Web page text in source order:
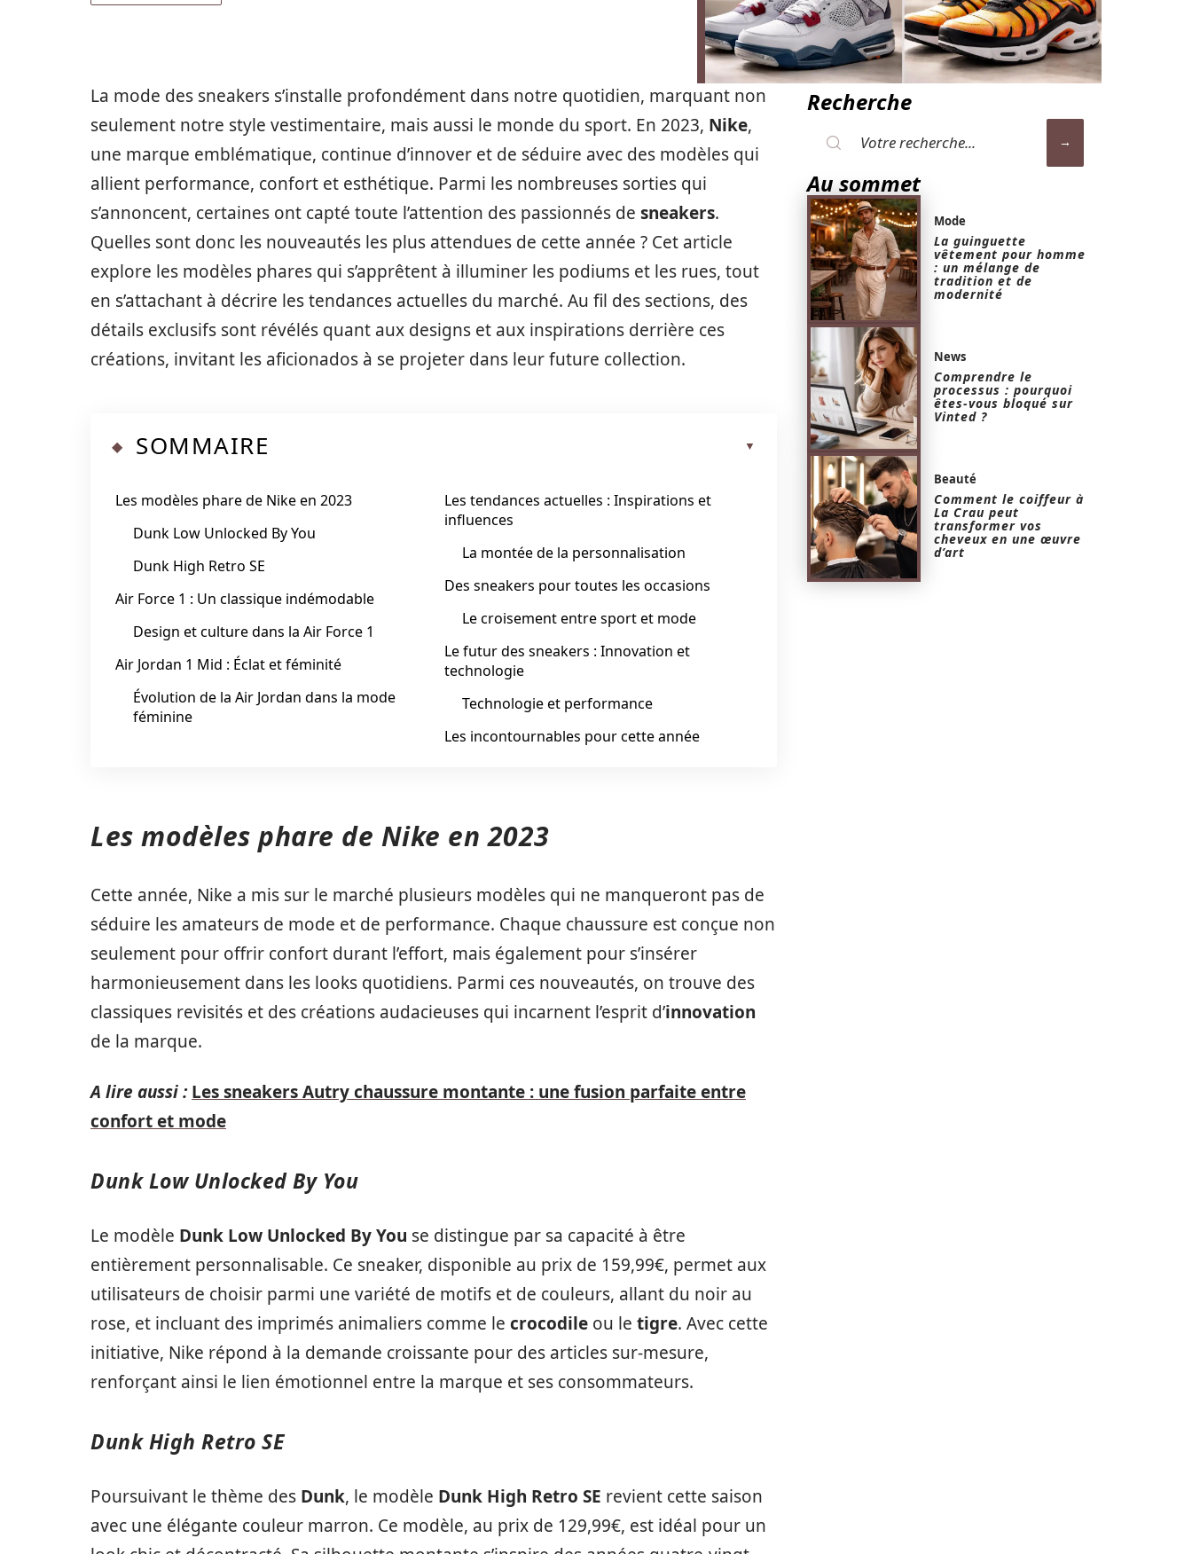
La mode des sneakers s’installe profondément dans notre quotidien, marquant non
seulement notre style vestimentaire, mais aussi le monde du sport. En 2023, Nike,
une marque emblématique, continue d’innover et de séduire avec des modèles qui
allient performance, confort et esthétique. Parmi les nombreuses sorties qui
s’annoncent, certaines ont capté toute l’attention des passionnés de sneakers.
Quelles sont donc les nouveautés les plus attendues de cette année ? Cet article
explore les modèles phares qui s’apprêtent à illuminer les podiums et les rues, tout
en s’attachant à décrire les tendances actuelles du marché. Au fil des sections, des
détails exclusifs sont révélés quant aux designs et aux inspirations derrière ces
créations, invitant les aficionados à se projeter dans leur future collection.
SOMMAIRE
Les modèles phare de Nike en 2023
Dunk Low Unlocked By You
Dunk High Retro SE
Air Force 1 : Un classique indémodable
Design et culture dans la Air Force 1
Air Jordan 1 Mid : Éclat et féminité
Évolution de la Air Jordan dans la mode
féminine
Les tendances actuelles : Inspirations et
influences
La montée de la personnalisation
Des sneakers pour toutes les occasions
Le croisement entre sport et mode
Le futur des sneakers : Innovation et
technologie
Technologie et performance
Les incontournables pour cette année
Les modèles phare de Nike en 2023
Cette année, Nike a mis sur le marché plusieurs modèles qui ne manqueront pas de
séduire les amateurs de mode et de performance. Chaque chaussure est conçue non
seulement pour offrir confort durant l’effort, mais également pour s’insérer
harmonieusement dans les looks quotidiens. Parmi ces nouveautés, on trouve des
classiques revisités et des créations audacieuses qui incarnent l’esprit d’innovation
de la marque.
A lire aussi : Les sneakers Autry chaussure montante : une fusion parfaite entre
confort et mode
Dunk Low Unlocked By You
Le modèle Dunk Low Unlocked By You se distingue par sa capacité à être
entièrement personnalisable. Ce sneaker, disponible au prix de 159,99€, permet aux
utilisateurs de choisir parmi une variété de motifs et de couleurs, allant du noir au
rose, et incluant des imprimés animaliers comme le crocodile ou le tigre. Avec cette
initiative, Nike répond à la demande croissante pour des articles sur-mesure,
renforçant ainsi le lien émotionnel entre la marque et ses consommateurs.
Dunk High Retro SE
Poursuivant le thème des Dunk, le modèle Dunk High Retro SE revient cette saison
avec une élégante couleur marron. Ce modèle, au prix de 129,99€, est idéal pour un
Recherche
Au sommet
Mode
La guinguette
vêtement pour homme
: un mélange de
tradition et de
modernité
News
Comprendre le
processus : pourquoi
êtes-vous bloqué sur
Vinted ?
Beauté
Comment le coiffeur à
La Crau peut
transformer vos
cheveux en une œuvre
d’art